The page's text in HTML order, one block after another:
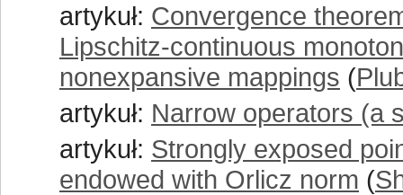
artykuł: Convergence
Lipschitz-continuous
nonexpansive mappings (
artykuł: Narrow operators (a
artykuł: Strongly exposed
endowed with Orlicz norm (